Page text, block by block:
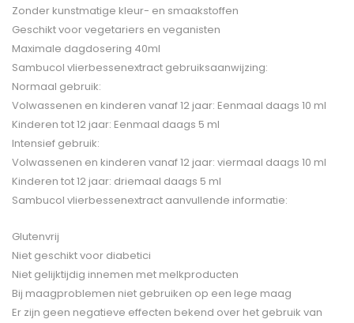
Zonder kunstmatige kleur- en smaakstoffen
Geschikt voor vegetariers en veganisten
Maximale dagdosering 40ml
Sambucol vlierbessenextract gebruiksaanwijzing:
Normaal gebruik:
Volwassenen en kinderen vanaf 12 jaar: Eenmaal daags 10 ml
Kinderen tot 12 jaar: Eenmaal daags 5 ml
Intensief gebruik:
Volwassenen en kinderen vanaf 12 jaar: viermaal daags 10 ml
Kinderen tot 12 jaar: driemaal daags 5 ml
Sambucol vlierbessenextract aanvullende informatie:
Glutenvrij
Niet geschikt voor diabetici
Niet gelijktijdig innemen met melkproducten
Bij maagproblemen niet gebruiken op een lege maag
Er zijn geen negatieve effecten bekend over het gebruik van